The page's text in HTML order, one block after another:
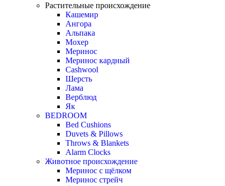
Растительные происхождение
Кашемир
Ангора
Альпака
Мохер
Меринос
Меринос кардный
Cashwool
Шерсть
Лама
Верблюд
Як
BEDROOM
Bed Cushions
Duvets & Pillows
Throws & Blankets
Alarm Clocks
Животное происхождение
Меринос с щёлком
Меринос стрейч